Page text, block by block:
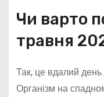
Чи варто
травня
Так, це вдалий день
Організм на